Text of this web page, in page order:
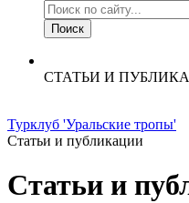
СТАТЬИ И
Турклуб 'Уральские тропы'
Статьи и публикации
Статьи и